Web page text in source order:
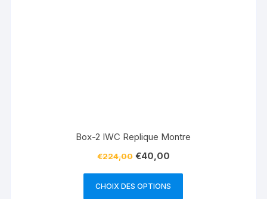
Box-2 IWC Replique Montre
€224,00 €40,00
CHOIX DES OPTIONS